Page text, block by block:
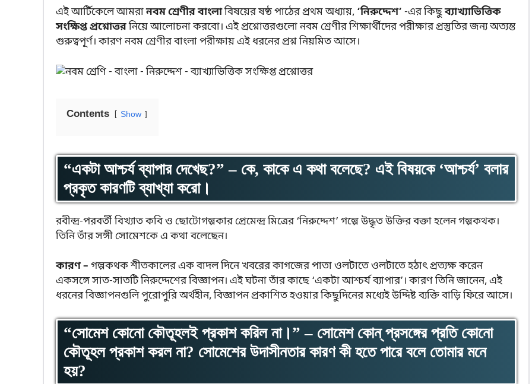
এই আর্টিকেলে আমরানবম শ্রেণীর বাংলাবিষয়ের ষষ্ঠ পাঠের প্রথম অধ্যায়, ‘নিরুদ্দেশ’ -এর কিছুব্যাখ্যাভিত্তিক
সংক্ষিপ্ত প্রশ্নোত্তরনিয়ে আলোচনা করবো। এই প্রশ্নোত্তরগুলো নবম শ্রেণীর শিক্ষার্থীদের পরীক্ষার প্রস্তুতির জন্য অত্যন্ত
গুরুত্বপূর্ণ। কারণ নবম শ্রেণীর বাংলা পরীক্ষায় এই ধরনের প্রশ্ন নিয়মিত আসে।
Contents Show
“একটা আশ্চর্য ব্যাপার দেখেছ?” – কে, কাকে এ কথা বলেছে? এই বিষয়কে ‘আশ্চর্য’ বলার
প্রকৃত কারণটি ব্যাখ্যা করো।
রবীন্দ্র-পরবর্তী বিখ্যাত কবি ও ছোটোগল্পকার প্রেমেন্দ্র মিত্রের ‘নিরুদ্দেশ’ গল্পে উদ্ধৃত উক্তির বক্তা হলেন গল্পকথক।
তিনি তাঁর সঙ্গী সোমেশকে এ কথা বলেছেন।
কারণ – গল্পকথক শীতকালের এক বাদল দিনে খবরের কাগজের পাতা ওলটাতে ওলটাতে হঠাৎ প্রত্যক্ষ করেন
একসঙ্গে সাত-সাতটি নিরুদ্দেশের বিজ্ঞাপন। এই ঘটনা তাঁর কাছে ‘একটা আশ্চর্য ব্যাপার’। কারণ তিনি জানেন, এই
ধরনের বিজ্ঞাপনগুলি পুরোপুরি অর্থহীন, বিজ্ঞাপন প্রকাশিত হওয়ার কিছুদিনের মধ্যেই উদ্দিষ্ট ব্যক্তি বাড়ি ফিরে আসে।
“সোমেশ কোনো কৌতূহলই প্রকাশ করিল না।” – সোমেশ কোন্ প্রসঙ্গের প্রতি কোনো
কৌতূহল প্রকাশ করল না? সোমেশের উদাসীনতার কারণ কী হতে পারে বলে তোমার মনে
হয়?